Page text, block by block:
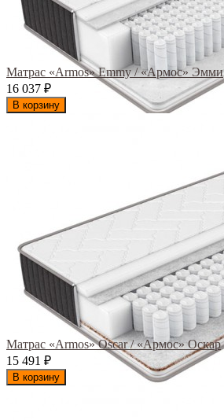
Матрас «Armos» Emmy / «Армос» Эмми
16 037 ₽
В корзину
Матрас «Armos» Oscar / «Армос» Оскар
15 491
₽
В корзину